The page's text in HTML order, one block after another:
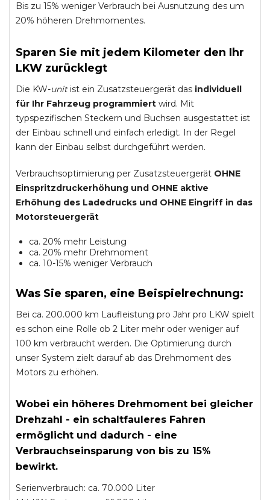
Bis zu 15% weniger Verbrauch bei Ausnutzung des um
20% höheren Drehmomentes.
Sparen Sie mit jedem Kilometer den Ihr
LKW zurücklegt
Die KW-unitist ein Zusatzsteuergerät das individuell
für Ihr Fahrzeug programmiert wird. Mit
typspezifischen Steckern und Buchsen ausgestattet ist
der Einbau schnell und einfach erledigt. In der Regel
kann der Einbau selbst durchgeführt werden.
Verbrauchsoptimierung per Zusatzsteuergerät OHNE
Einspritzdruckerhöhung und OHNE aktive
Erhöhung des Ladedrucks und OHNE Eingriff in das
Motorsteuergerät
ca. 20% mehr Leistung
ca. 20% mehr Drehmoment
ca. 10-15% weniger Verbrauch
Was Sie sparen, eine Beispielrechnung:
Bei ca. 200.000 km Laufleistung pro Jahr pro LKW spielt
es schon eine Rolle ob 2 Liter mehr oder weniger auf
100 km verbraucht werden. Die Optimierung durch
unser System zielt darauf ab das Drehmoment des
Motors zu erhöhen.
Wobei ein höheres Drehmoment bei gleicher
Drehzahl - ein schaltfauleres Fahren
ermöglicht und dadurch - eine
Verbrauchseinsparung von bis zu 15%
bewirkt.
Serienverbrauch: ca. 70.000 Liter